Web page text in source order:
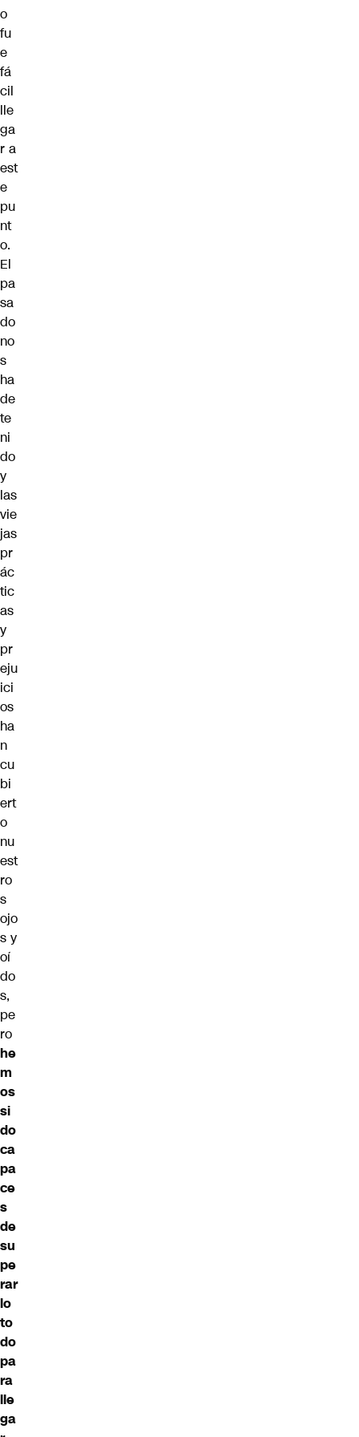
o
fu
e
fá
cil
lle
ga
r a
est
e
pu
nt
o.
El
pa
sa
do
no
s
ha
de
te
ni
do
y
las
vie
jas
pr
ác
tic
as
y
pr
eju
ici
os
ha
n
cu
bi
ert
o
nu
est
ro
s
ojo
s y
oí
do
s,
pe
ro
he
m
os
si
do
ca
pa
ce
s
de
su
pe
rar
lo
to
do
pa
ra
lle
ga